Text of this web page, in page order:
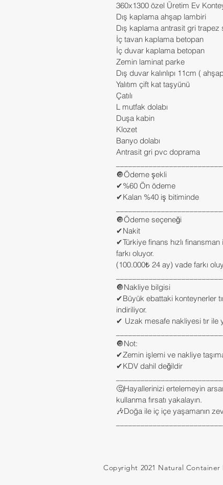
360x1300 özel Üretim Ev
Dış kaplama ahşap lambiri
Dış kaplama antrasit gri trapez
İç tavan kaplama betopan
İç duvar kaplama betopan
Zemin laminat parke
Dış duvar kalınlıpı 11cm (
Yalıtım çift kat taşyünü
Çatılı
L mutfak dolabı
Duşa kabin
Klozet
Banyo dolabı
Antrasit gri pvc doprama
🔘Ödeme şekli
✔%60 Ön ödeme
✔Kalan %40 iş bitiminde
🔘Ödeme seçeneği
✔Nakit
✔Türkiye finans hızlı
farkı oluyor.
(100.000₺ 24 ay) vade farkı
🔘Nakliye bilgisi
✔Büyük ebattaki konteynerler
indiriliyor.
✔ Uzak mesafe nakliyesi tır ile
🔘Not:
✔Zemin işlemi ve nakliye
✔KDV dahil değildir
🤔Hayallerinizi ertelemeyin
kullanma fırsatı yakalayın.
🎶Doğa ile iç içe yaşamanın
Copyright 2021 Natural Container